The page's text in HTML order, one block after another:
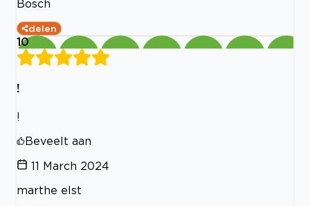
Bosch
delen
10
!
!
Beveelt aan
11 March 2024
marthe elst